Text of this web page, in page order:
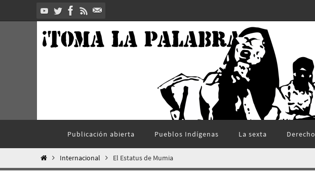
al
contenido
Publicación abierta Pueblos Indí­genas La sexta
InicioInternacional El Estatus de Mumia